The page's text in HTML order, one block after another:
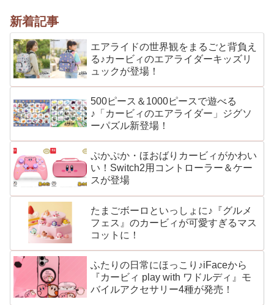
新着記事
エアライドの世界観をまるごと背負え
る♪カービィのエアライダーキッズリ
ュックが登場！
500ピース＆1000ピースで遊べる
♪「カービィのエアライダー」ジグソ
ーパズル新登場！
ぷかぷか・ほおばりカービィがかわい
い！Switch2用コントローラー＆ケー
スが登場
たまごボーロといっしょに♪『グルメ
フェス』のカービィが可愛すぎるマス
コットに！
ふたりの日常にほっこり♪iFaceから
『カービィ play with ワドルディ』モ
バイルアクセサリー4種が発売！